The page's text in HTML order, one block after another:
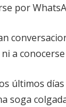
por
a
últimos
soga